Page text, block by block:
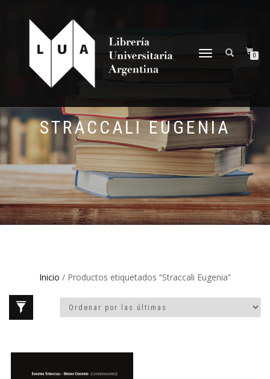
NAVEGACIÓN
0
STRACCALI EUGENIA
Inicio / Productos etiquetados “Straccali Eugenia”